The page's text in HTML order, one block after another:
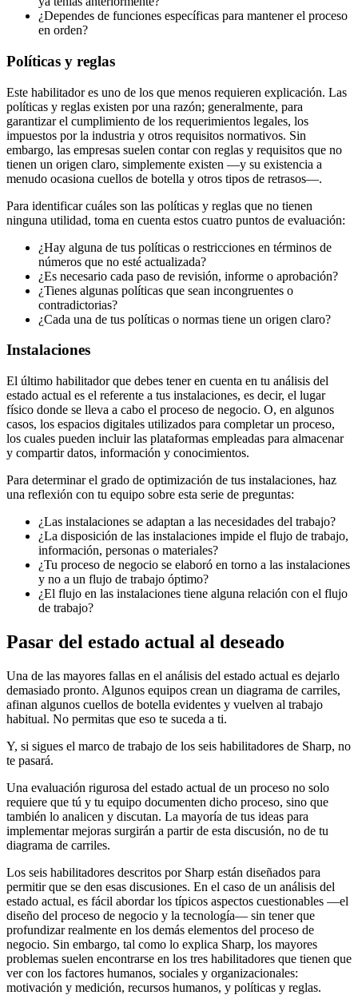
¿Dependes de funciones específicas para mantener el proceso
en orden?
Políticas y reglas
Este habilitador es uno de los que menos requieren explicación. Las
políticas y reglas existen por una razón; generalmente, para
garantizar el cumplimiento de los requerimientos legales, los
impuestos por la industria y otros requisitos normativos. Sin
embargo, las empresas suelen contar con reglas y requisitos que no
tienen un origen claro, simplemente existen —y su existencia a
menudo ocasiona cuellos de botella y otros tipos de retrasos—.
Para identificar cuáles son las políticas y reglas que no tienen
ninguna utilidad, toma en cuenta estos cuatro puntos de evaluación:
¿Hay alguna de tus políticas o restricciones en términos de
números que no esté actualizada?
¿Es necesario cada paso de revisión, informe o aprobación?
¿Tienes algunas políticas que sean incongruentes o
contradictorias?
¿Cada una de tus políticas o normas tiene un origen claro?
Instalaciones
El último habilitador que debes tener en cuenta en tu análisis del
estado actual es el referente a tus instalaciones, es decir, el lugar
físico donde se lleva a cabo el proceso de negocio. O, en algunos
casos, los espacios digitales utilizados para completar un proceso,
los cuales pueden incluir las plataformas empleadas para almacenar
y compartir datos, información y conocimientos.
Para determinar el grado de optimización de tus instalaciones, haz
una reflexión con tu equipo sobre esta serie de preguntas:
¿Las instalaciones se adaptan a las necesidades del trabajo?
¿La disposición de las instalaciones impide el flujo de trabajo,
información, personas o materiales?
¿Tu proceso de negocio se elaboró en torno a las instalaciones
y no a un flujo de trabajo óptimo?
¿El flujo en las instalaciones tiene alguna relación con el flujo
de trabajo?
Pasar del estado actual al deseado
Una de las mayores fallas en el análisis del estado actual es dejarlo
demasiado pronto. Algunos equipos crean un diagrama de carriles,
afinan algunos cuellos de botella evidentes y vuelven al trabajo
habitual. No permitas que eso te suceda a ti.
Y, si sigues el marco de trabajo de los seis habilitadores de Sharp, no
te pasará.
Una evaluación rigurosa del estado actual de un proceso no solo
requiere que tú y tu equipo documenten dicho proceso, sino que
también lo analicen y discutan. La mayoría de tus ideas para
implementar mejoras surgirán a partir de esta discusión, no de tu
diagrama de carriles.
Los seis habilitadores descritos por Sharp están diseñados para
permitir que se den esas discusiones. En el caso de un análisis del
estado actual, es fácil abordar los típicos aspectos cuestionables —el
diseño del proceso de negocio y la tecnología— sin tener que
profundizar realmente en los demás elementos del proceso de
negocio. Sin embargo, tal como lo explica Sharp, los mayores
problemas suelen encontrarse en los tres habilitadores que tienen que
ver con los factores humanos, sociales y organizacionales:
motivación y medición, recursos humanos, y políticas y reglas.